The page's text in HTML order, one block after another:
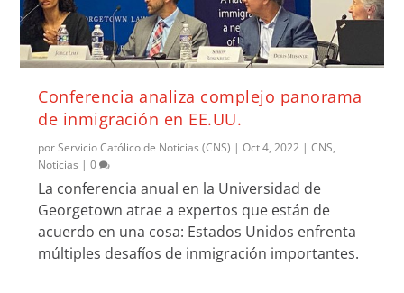
Conferencia analiza complejo panorama
de inmigración en EE.UU.
porServicio Católico de Noticias (CNS) |Oct 4, 2022 |CNS,
Noticias |0
La conferencia anual en la Universidad de
Georgetown atrae a expertos que están de
acuerdo en una cosa: Estados Unidos enfrenta
múltiples desafíos de inmigración importantes.